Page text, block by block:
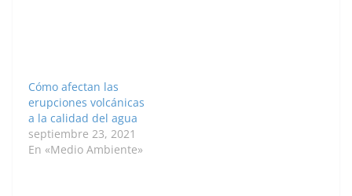
Cómo afectan las
erupciones volcánicas
a la calidad del agua
septiembre 23, 2021
En «Medio Ambiente»